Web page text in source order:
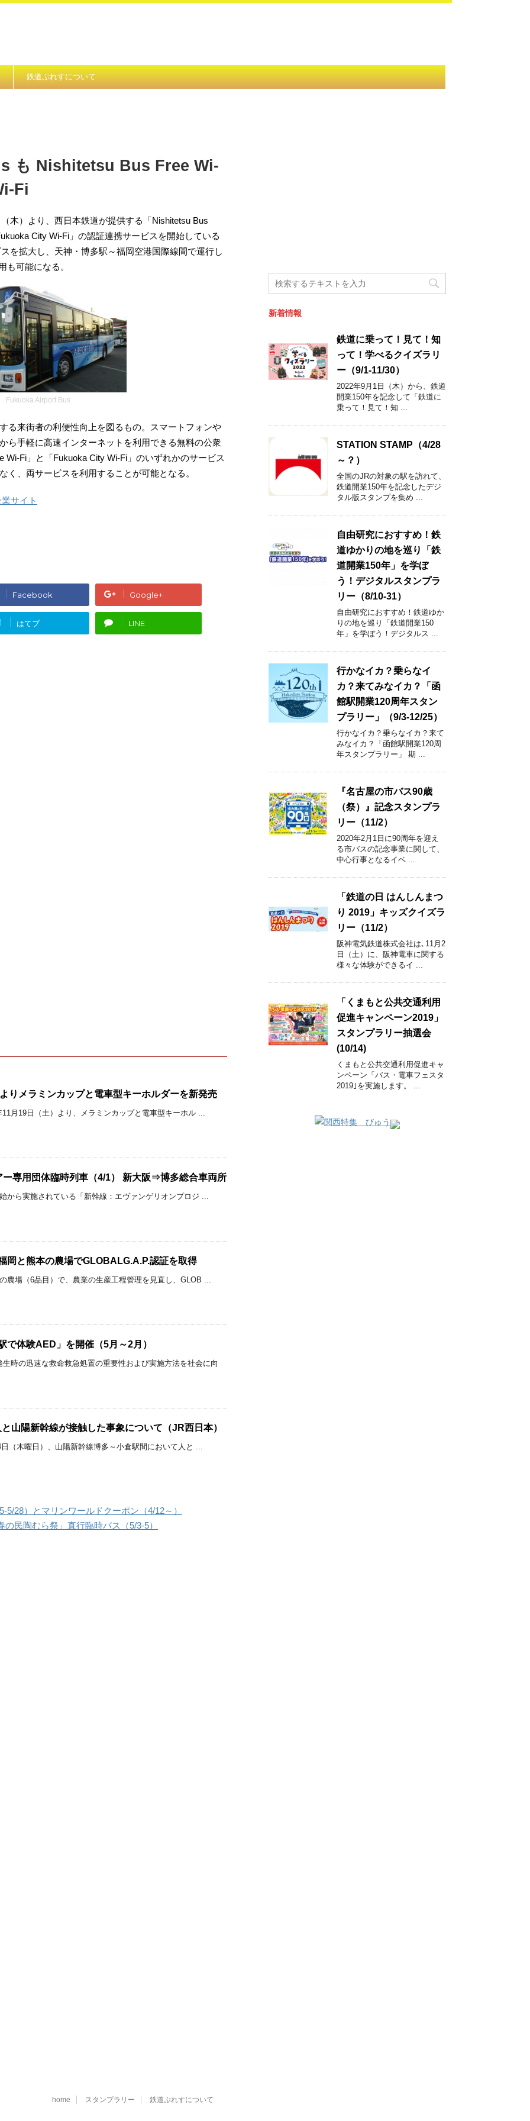
鉄道ぷれすについて
も Nishitetsu Bus Free Wi-
Fi
木）より、西日本鉄道が提供する「Nishitetsu Bus
City Wi-Fi」の認証連携サービスを開始している
を拡大し、天神・博多駅～福岡空港国際線間で運行し
も可能になる。
Fukuoka Airport Bus
る来街者の利便性向上を図るもの。スマートフォンや
ら手軽に高速インターネットを利用できる無料の公衆
Wi-Fi」と「Fukuoka City Wi-Fi」のいずれかのサービス
く、両サービスを利用することが可能となる。
サイト
Facebook Google+
はてブ LINE
りメラミンカップと電車型キーホルダーを新発売
月19日（土）より、メラミンカップと電車型キーホル ...
ー専用団体臨時列車（4/1） 新大阪⇒博多総合車両所
から実施されている「新幹線：エヴァンゲリオンプロジ ...
岡と熊本の農場でGLOBALG.A.P.認証を取得
農場（6品目）で、農業の生産工程管理を見直し、GLOB ...
で体験AED」を開催（5月～2月）
時の迅速な救命救急処置の重要性および実施方法を社会に向
山陽新幹線が接触した事象について（JR西日本）
（木曜日）、山陽新幹線博多～小倉駅間において人と ...
5/28）とマリンワールドクーポン（4/12～）
民陶むら祭」直行臨時バス（5/3-5）
新着情報
鉄道に乗って！見て！知
って！学べるクイズラリ
ー（9/1-11/30）
2022年9月1日（木）から、鉄道
開業150年を記念して「鉄道に
乗って！見て！知 ...
STATION STAMP（4/28
～？）
全国のJRの対象の駅を訪れて、
鉄道開業150年を記念したデジ
タル版スタンプを集め ...
自由研究におすすめ！鉄
道ゆかりの地を巡り「鉄
道開業150年」を学ぼ
う！デジタルスタンプラ
リー（8/10-31）
自由研究におすすめ！鉄道ゆか
りの地を巡り「鉄道開業150
年」を学ぼう！デジタルス ...
行かなイカ？乗らなイ
カ？来てみなイカ？「函
館駅開業120周年スタン
プラリー」（9/3-12/25）
行かなイカ？乗らなイカ？来て
みなイカ？「函館駅開業120周
年スタンプラリー」 期 ...
『名古屋の市バス90歳
（祭）』記念スタンプラ
リー（11/2）
2020年2月1日に90周年を迎え
る市バスの記念事業に関して、
中心行事となるイベ ...
「鉄道の日 はんしんまつ
り 2019」キッズクイズラ
リー（11/2）
阪神電気鉄道株式会社は､11月2
日（土）に、阪神電車に関する
様々な体験ができるイ ...
「くまもと公共交通利用
促進キャンペーン2019」
スタンプラリー抽選会
(10/14)
くまもと公共交通利用促進キャ
ンペーン「バス・電車フェスタ
2019｣を実施します。 ...
home スタンプラリー 鉄道ぷれすについて